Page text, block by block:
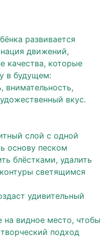
развивается
движений,
качества, которые
в будущем:
внимательность,
вкус.
слой с одной
основу песком
блёстками, удалить
светящимся
удивительный
на видное место, чтобы
подход